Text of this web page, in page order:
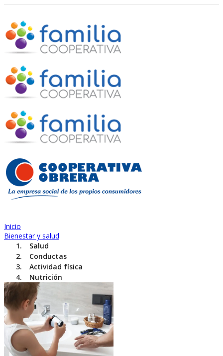
Inicio
Bienestar y salud
Salud
Conductas
Actividad física
Nutrición